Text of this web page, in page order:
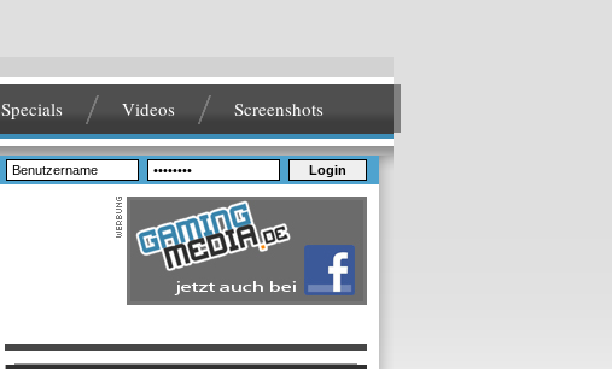
Specials Videos Screenshots
Login